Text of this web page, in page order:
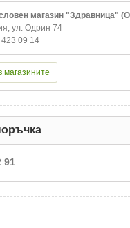
магазин "Здравница"
ул. Одрин 74
09 14
магазините
91